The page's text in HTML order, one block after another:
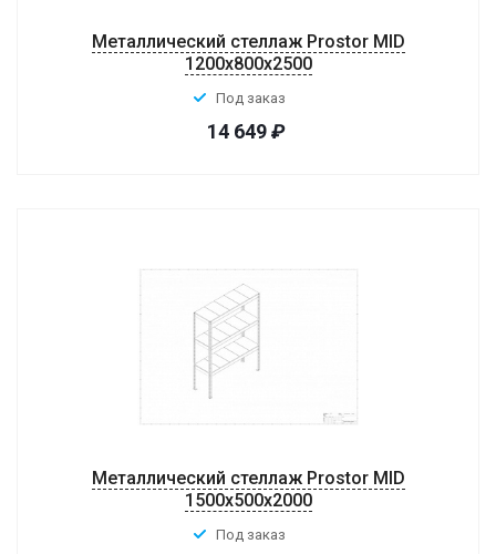
Металлический стеллаж Prostor MID
1200x800x2500
Под заказ
14 649₽
Металлический стеллаж Prostor MID
1500x500x2000
Под заказ